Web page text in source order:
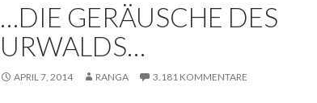
…DIE GERÄUSCHE DES
URWALDS…
APRIL 7, 2014 RANGA 3.181 KOMMENTARE